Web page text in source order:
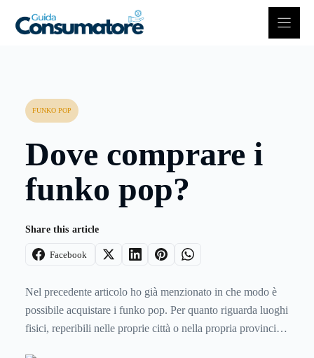
FUNKO POP
Dove comprare i
funko pop?
Share this article
Facebook
Nel precedente articolo ho già menzionato in che modo è
possibile acquistare i funko pop. Per quanto riguarda luoghi
fisici, reperibili nelle proprie città o nella propria provincia: